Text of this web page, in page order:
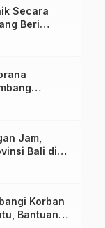
Secara
Beri
Sri
di
Jam,
Bali di
Ratusan
Korban
Bantuan